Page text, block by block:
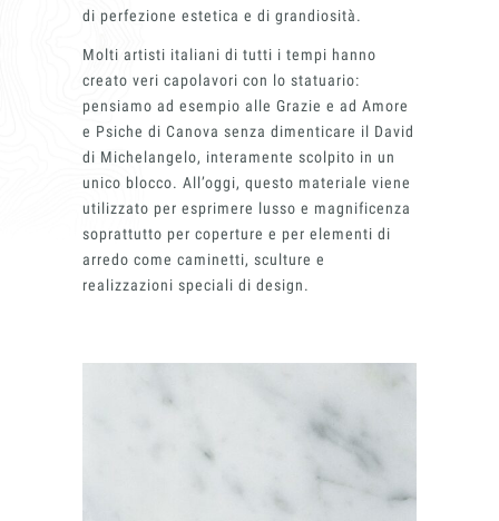
Marmi
Materiali
di perfezione estetica e di grandiosità.
Molti artisti italiani di tutti i tempi hanno
creato veri capolavori con lo statuario:
pensiamo ad esempio alle Grazie e ad Amore
e Psiche di Canova senza dimenticare il David
di Michelangelo, interamente scolpito in un
unico blocco. All’oggi, questo materiale viene
utilizzato per esprimere lusso e magnificenza
soprattutto per coperture e per elementi di
arredo come caminetti, sculture e
realizzazioni speciali di design.